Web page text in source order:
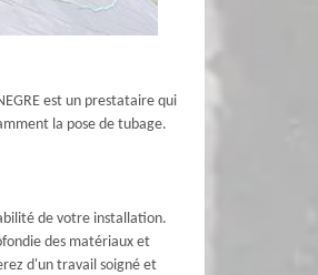
est un prestataire qui
la pose de tubage.
de votre installation.
des matériaux et
d'un travail soigné et